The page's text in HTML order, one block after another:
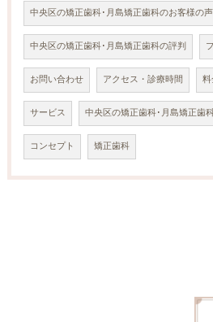
中央区の矯正歯科･月島矯正歯科のお客様の声
中央区の矯正歯科･月島矯正歯科の評判
お問い合わせ アクセス・診療時間
サービス 中央区の矯正歯科･月島矯正歯
コンセプト 矯正歯科